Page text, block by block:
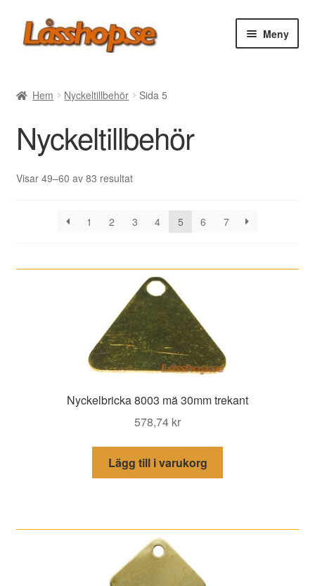
Hoppa
till
Hoppa
till
Meny
Villkor
Support
Hem Nyckeltillbehör Sida 5
Nyckeltillbehör
Visar 49–60 av 83 resultatSortera
1
2 3 4 5 6 7
Nyckelbricka 8003 mä 30mm trekant
578,74 kr
Lägg till i varukorg